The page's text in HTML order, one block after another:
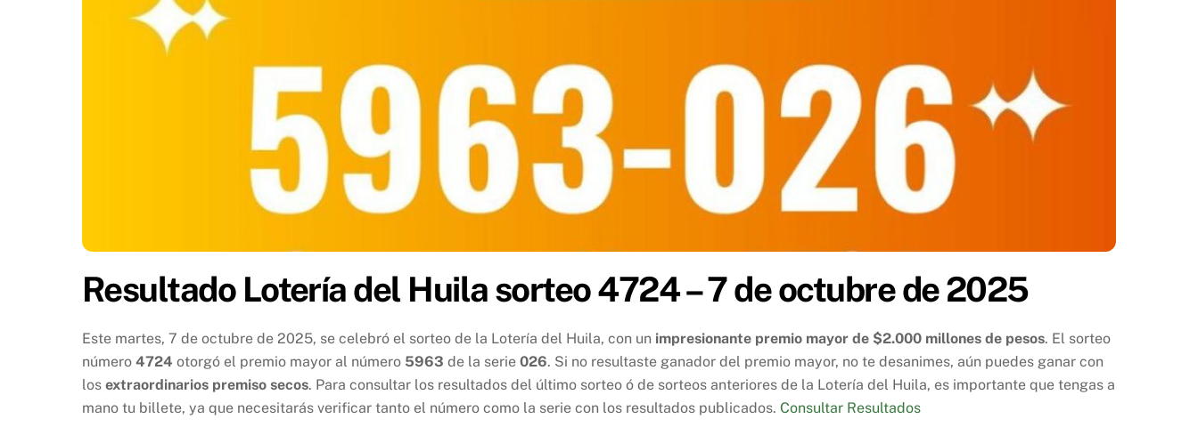
Resultado Lotería del Huila sorteo 4724 – 7 de octubre de 2025
Este martes, 7 de octubre de 2025, se celebró el sorteo de la Lotería del Huila, con un impresionante premio mayor de $2.000 millones de pesos. El sorteo
número 4724 otorgó el premio mayor al número 5963 de la serie 026. Si no resultaste ganador del premio mayor, no te desanimes, aún puedes ganar con
los extraordinarios premiso secos. Para consultar los resultados del último sorteo ó de sorteos anteriores de la Lotería del Huila, es importante que tengas a
mano tu billete, ya que necesitarás verificar tanto el número como la serie con los resultados publicados. Consultar Resultados